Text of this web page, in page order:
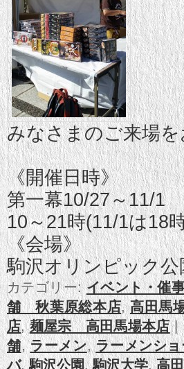
みなさまのご来場
《開催日時》
第一幕10/27～11/1
10～21時(11/1は18
《会場》
駒沢オリンピック公
カテゴリー: イベント・催
舗 秋葉原総本店,高田馬
店,麺屋宗 高田馬場本店 |
舗,ラーメン,ラーメンショ
バ,駒沢公園,駒沢大学,高